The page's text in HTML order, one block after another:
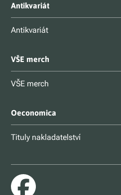
Antikvariát
Antikvariát
VŠE merch
VŠE merch
Oeconomica
Tituly nakladatelství